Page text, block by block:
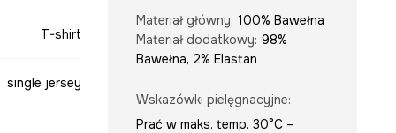
T-shirt
single jersey
Materiał główny: 100% Bawełna
Materiał dodatkowy: 98%
Bawełna, 2% Elastan
Wskazówki pielęgnacyjne:
Prać w maks. temp. 30°C –